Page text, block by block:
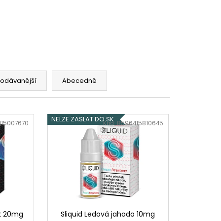
Abecedně
20mg
NELZE ZASLAT DO SK
Sliquid Ledová jahoda 10mg
Kód:8596415810645